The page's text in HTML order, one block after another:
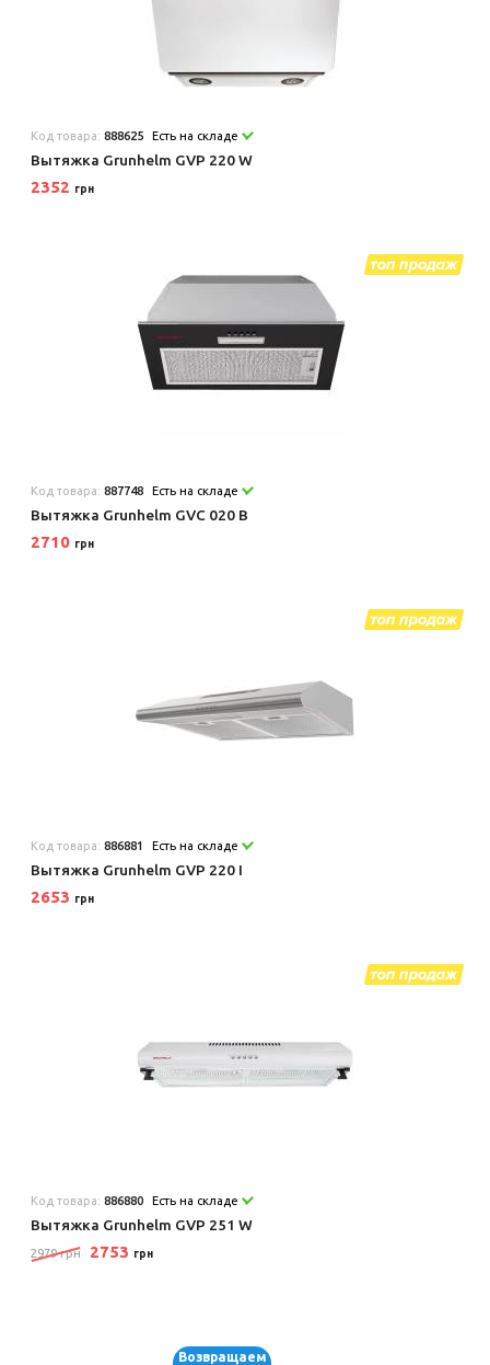
Код товара:888625 Есть на складе
Вытяжка Grunhelm GVP 220 W
2352 грн
Код товара:887748 Есть на складе
Вытяжка Grunhelm GVC 020 B
2710 грн
Код товара:886881 Есть на складе
Вытяжка Grunhelm GVP 220 I
2653 грн
Код товара:886880 Есть на складе
Вытяжка Grunhelm GVP 251 W
2979 грн 2753 грн
Возвращаем